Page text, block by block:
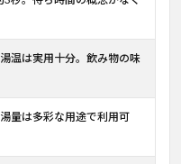
温は実用十分。飲み物の味
量は多彩な用途で利用可